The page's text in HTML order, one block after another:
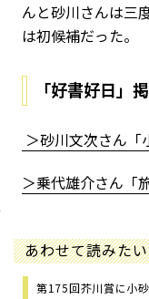
んと砂川さんは三
は初候補だった。
「好書好日」
＞砂川文次さん「
＞乗代雄介さん「
あわせて読みたい
第175回芥川賞に小